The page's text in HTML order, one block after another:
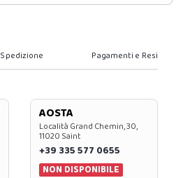
Spedizione Pagamenti e Resi
AOSTA
Località Grand Chemin, 30,
11020 Saint
+39 335 577 0655
NON DISPONIBILE